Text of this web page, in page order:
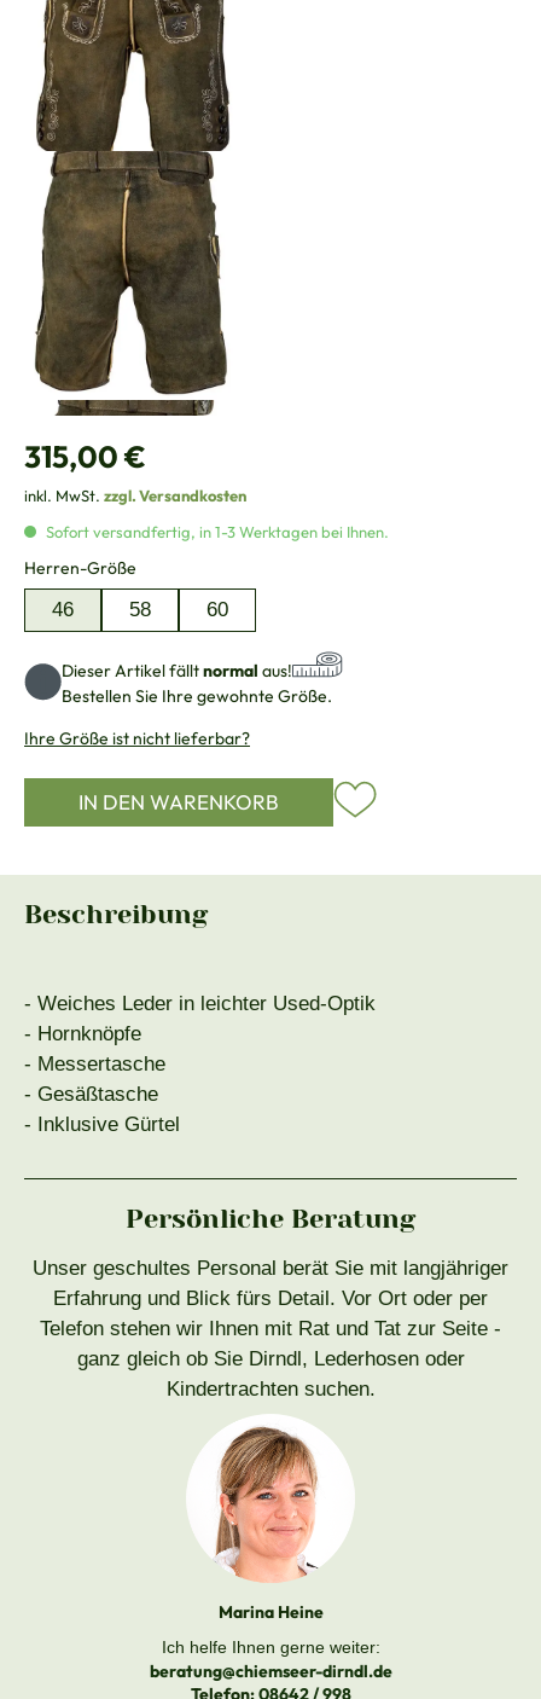
Regulärer Preis:
315,00 €
inkl. MwSt. zzgl. Versandkosten
Sofort versandfertig, in 1-3 Werktagen bei Ihnen.
Herren-Größe
46 58 60
Dieser Artikel fälltnormal aus!
Bestellen Sie Ihre gewohnte Größe.
Ihre Größe ist nicht lieferbar?
IN DEN WARENKORB
Beschreibung
- Weiches Leder in leichter Used-Optik
- Hornknöpfe
- Messertasche
- Gesäßtasche
- Inklusive Gürtel
Persönliche Beratung
Unser geschultes Personal berät Sie mit langjähriger
Erfahrung und Blick fürs Detail. Vor Ort oder per
Telefon stehen wir Ihnen mit Rat und Tat zur Seite -
ganz gleich ob Sie Dirndl, Lederhosen oder
Kindertrachten suchen.
Marina Heine
Ich helfe Ihnen gerne weiter:
beratung@chiemseer-dirndl.de
Telefon:08642 / 998